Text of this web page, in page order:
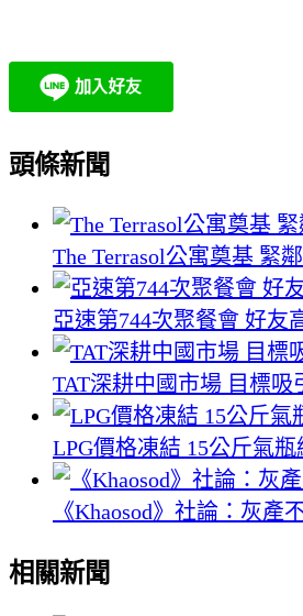
頭條新聞
The Terrasol公寓奠基 緊
亞速第744次聚餐會 好友
TAT深耕中國市場 目標吸
LPG價格凍結 15公斤氣瓶
《Khaosod》社論：灰產
相關新聞